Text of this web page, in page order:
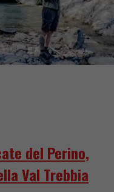
del Perino,
Val Trebbia